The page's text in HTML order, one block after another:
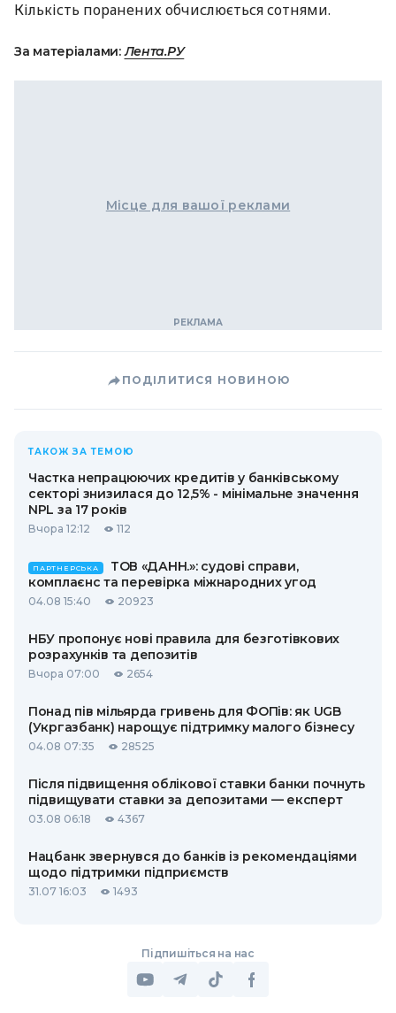
Кількість поранених обчислюється сотнями.
За матеріалами:Лента.РУ
Місце для вашої реклами
ПОДІЛИТИСЯ НОВИНОЮ
ТАКОЖ ЗА ТЕМОЮ
Частка непрацюючих кредитів у банківському
секторі знизилася до 12,5% - мінімальне значення
NPL за 17 років
Вчора 12:12 112
ПАРТНЕРСЬКА
ТОВ «ДАНН.»: судові справи,
комплаєнс та перевірка міжнародних угод
04.08 15:40 20923
НБУ пропонує нові правила для безготівкових
розрахунків та депозитів
Вчора 07:00 2654
Понад пів мільярда гривень для ФОПів: як UGB
(Укргазбанк) нарощує підтримку малого бізнесу
04.08 07:35 28525
Після підвищення облікової ставки банки почнуть
підвищувати ставки за депозитами — експерт
03.08 06:18 4367
Нацбанк звернувся до банків із рекомендаціями
щодо підтримки підприємств
31.07 16:03 1493
Підпишіться на нас